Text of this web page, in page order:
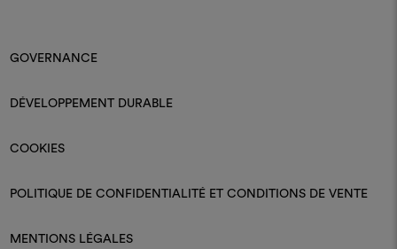
GOVERNANCE
DÉVELOPPEMENT DURABLE
COOKIES
POLITIQUE DE CONFIDENTIALITÉ ET CONDITIONS DE VENTE
MENTIONS LÉGALES